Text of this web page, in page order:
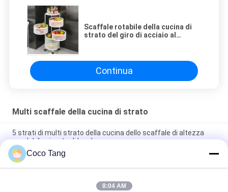
Scaffale rotabile della cucina di
strato del giro di acciaio al
Continua
Multi scaffale della cucina di strato
5 strati di multi strato della cucina dello scaffale di altezza
regolabile girante di lunghezza
Multi scaffale pieghevole di stoccaggio del piatto di
condizione del pavimento dello scaffale della cucina di strato
Coco Tang
8:04 AM